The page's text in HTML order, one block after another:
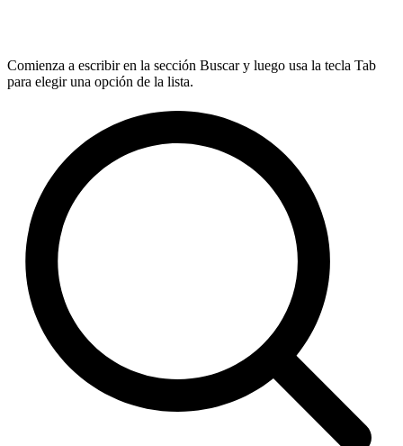
Comienza a escribir en la sección Buscar y luego usa la tecla Tab
para elegir una opción de la lista.